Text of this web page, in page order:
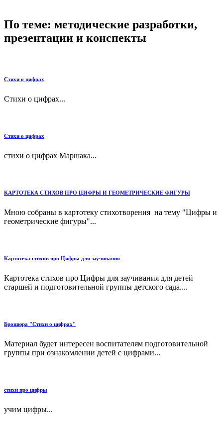
По теме: методические разработки,
презентации и конспекты
Стихи о цифрах
Стихи о цифрах...
Стихи о цифрах
стихи о цифрах Маршака...
КАРТОТЕКА СТИХОВ ПРО ЦИФРЫ И ГЕОМЕТРИЧЕСКИЕ ФИГУРЫ
Мною собраны в картотеку стихотворения на тему "Цифры и
геометрические фигуры"...
Картотека стихов про Цифры для заучивания
Картотека стихов про Цифры для заучивания для детей
старшей и подготовительной группы детского сада....
Брошюра "Стихи о цифрах"
Материал будет интересен воспитателям подготовительной
группы при ознакомлении детей с цифрами...
стихи про цифры
учим цифры...